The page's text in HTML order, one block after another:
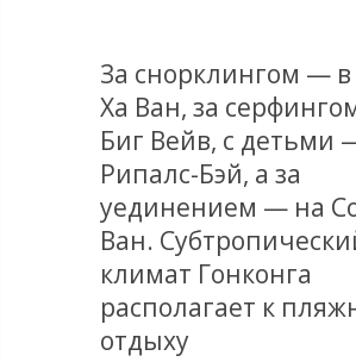
За снорклингом — в
Ха Ван, за
Биг Вейв, с детьми
Рипалс-Бэй, а за
уединением — на
Ван.
климат Гонконга
располагает к
отдыху